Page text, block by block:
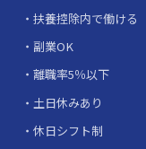
扶養控除内で働ける
副業OK
離職率5％以下
土日休みあり
休日シフト制